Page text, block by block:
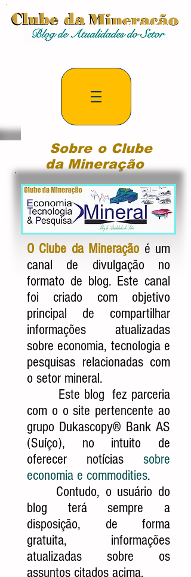
Sobre o Clube
da Mineração
O Clube da Mineraçãoé um
canal de divulgação no
formato de blog. Este canal
foi criado com objetivo
principal de compartilhar
informações atualizadas
sobre economia, tecnologia e
pesquisas relacionadas com
o setor mineral.
Este blog fez parceria
com o o site pertencente ao
grupo Dukascopy® Bank AS
(Suíço), no intuito de
oferecer notícias sobre
economia e commodities.
Contudo, o usuário do
blog terá sempre a
disposição, de forma
gratuita, informações
atualizadas sobre os
assuntos citados acima.